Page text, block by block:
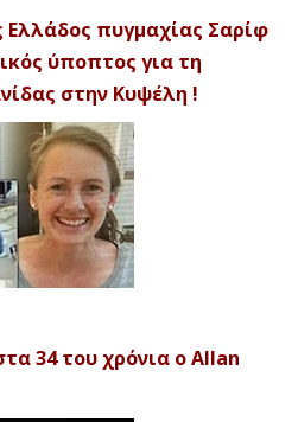
πυγμαχίας Σαρίφ
ύποπτος για τη
στην Κυψέλη !
34 του χρόνια ο Allan